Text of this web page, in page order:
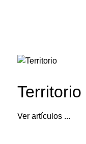
Territorio
Ver artículos ...